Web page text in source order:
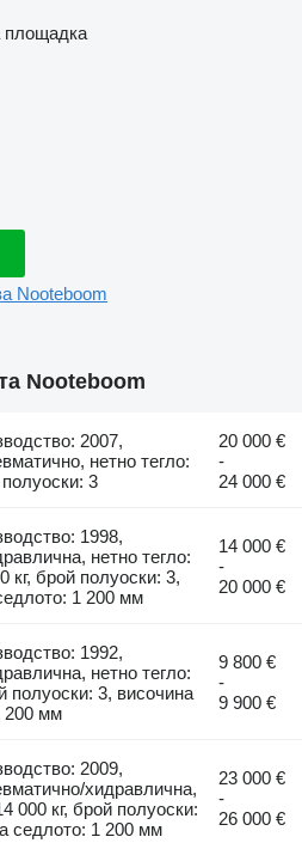
площадка
Nooteboom
Nooteboom
2007,
нетно тегло:
полуоски: 3
20 000 €
-
24 000 €
1998,
нетно тегло:
кг, брой полуоски: 3,
1 200 мм
14 000 €
-
20 000 €
1992,
нетно тегло:
полуоски: 3, височина
200 мм
9 800 €
-
9 900 €
2009,
хидравлична,
000 кг, брой полуоски:
седлото: 1 200 мм
23 000 €
-
26 000 €